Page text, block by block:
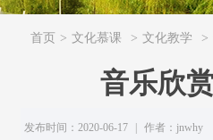
首页 > 文化慕课 > 文化教学 >
音乐欣
发布时间：2020-06-17 作者：jnwhy